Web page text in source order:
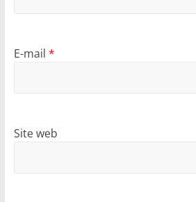
E-mail *
Site web